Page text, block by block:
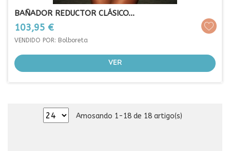
BAÑADOR REDUCTOR CLÁSICO...
Prezo
103,95 €
VENDIDO POR: Bolboreta
VER
Amosando 1-18 de 18 artigo(s)